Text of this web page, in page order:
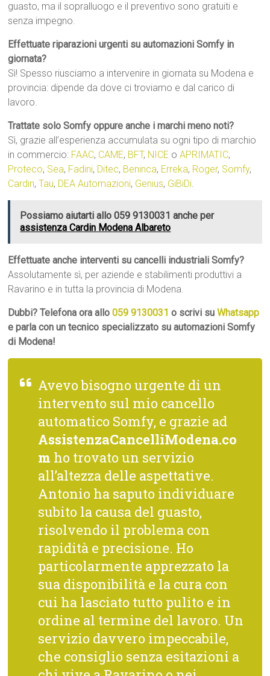
guasto, ma il sopralluogo e il preventivo sono gratuiti e
senza impegno.
Effettuate riparazioni urgenti su automazioni Somfy in
giornata?
Sì! Spesso riusciamo a intervenire in giornata su Modena e
provincia: dipende da dove ci troviamo e dal carico di
lavoro.
Trattate solo Somfy oppure anche i marchi meno noti?
Sì, grazie all’esperienza accumulata su ogni tipo di marchio
in commercio: FAAC, CAME, BFT, NICE oAPRIMATIC,
Proteco, Sea, Fadini, Ditec, Beninca, Erreka, Roger, Somfy,
Cardin,Tau, DEA Automazioni, Genius, GiBiDi.
Possiamo aiutarti allo 059 9130031 anche per
assistenza Cardin Modena Albareto
Effettuate anche interventi su cancelli industriali Somfy?
Assolutamente sì, per aziende e stabilimenti produttivi a
Ravarino e in tutta la provincia di Modena.
Dubbi? Telefona ora allo059 9130031 o scrivi suWhatsapp
e parla con un tecnico specializzato su automazioni Somfy
di Modena!
Avevo bisogno urgente di un
intervento sul mio cancello
automatico Somfy, e grazie ad
AssistenzaCancelliModena.co
m ho trovato un servizio
all’altezza delle aspettative.
Antonio ha saputo individuare
subito la causa del guasto,
risolvendo il problema con
rapidità e precisione. Ho
particolarmente apprezzato la
sua disponibilità e la cura con
cui ha lasciato tutto pulito e in
ordine al termine del lavoro. Un
servizio davvero impeccabile,
che consiglio senza esitazioni a